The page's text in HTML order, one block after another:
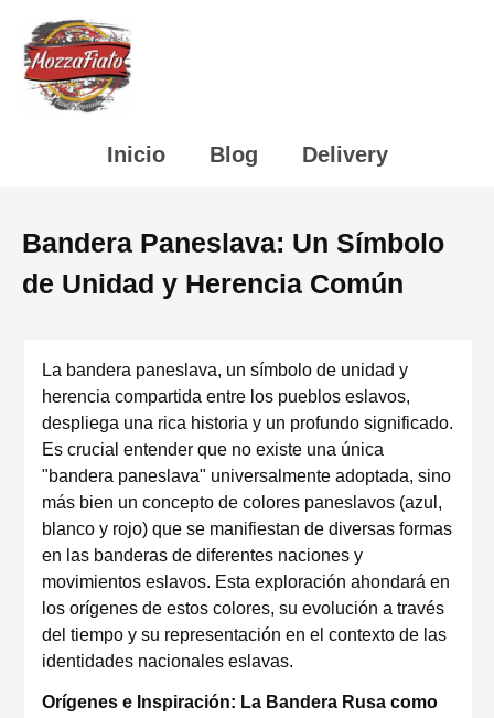
Inicio Blog Delivery
Bandera Paneslava: Un Símbolo
de Unidad y Herencia Común
La bandera paneslava, un símbolo de unidad y
herencia compartida entre los pueblos eslavos,
despliega una rica historia y un profundo significado.
Es crucial entender que no existe una única
"bandera paneslava" universalmente adoptada, sino
más bien un concepto de colores paneslavos (azul,
blanco y rojo) que se manifiestan de diversas formas
en las banderas de diferentes naciones y
movimientos eslavos. Esta exploración ahondará en
los orígenes de estos colores, su evolución a través
del tiempo y su representación en el contexto de las
identidades nacionales eslavas.
Orígenes e Inspiración: La Bandera Rusa como